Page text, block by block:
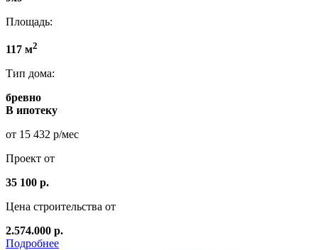
Площадь:
117 м2
Тип дома:
бревно
В ипотеку
от 15 432 р/мес
Проект от
35 100 р.
Цена строительства от
2.574.000 р.
Подробнее